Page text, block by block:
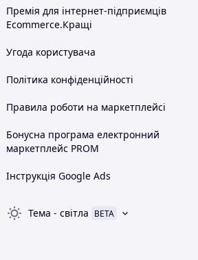
Премія для інтернет-підприємців
Ecommerce.Кращі
Угода користувача
Політика конфіденційності
Правила роботи на маркетплейсі
Бонусна програма електронний
маркетплейс PROM
Інструкція Google Ads
Тема - світла BETA